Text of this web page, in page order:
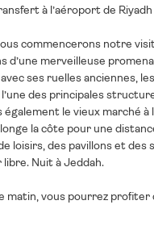
à l’aéroport de
commencerons notre
merveilleuse
ses ruelles anciennes,
des principales
également le vieux marché
la côte pour une
loisirs, des pavillons et des
Nuit à Jeddah.
matin, vous pourrez